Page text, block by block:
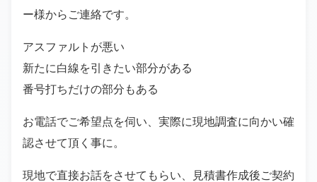
ー様からご連絡です。
アスファルトが悪い
新たに白線を引きたい部分がある
番号打ちだけの部分もある
お電話でご希望点を伺い、実際に現地調査に向かい確
認させて頂く事に。
現地で直接お話をさせてもらい、見積書作成後ご契約